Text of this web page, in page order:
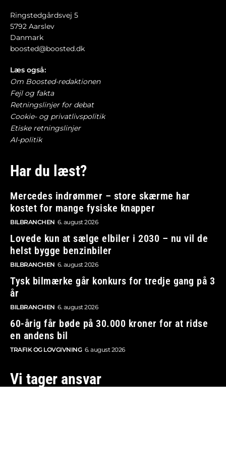
Ringstedgårdsvej 5
5792 Aarslev
Danmark
boosted@boosted.dk
Læs også:
Om Boosted-redaktionen
Fejl og fakta
Retningslinjer for debat
Cookie- og privatlivspolitik
Etiske retningslinjer
AI-politik
Har du læst?
Mercedes indrømmer – store skærme har
kostet for mange fysiske knapper
BILBRANCHEN 6. august 2026
Lovede kun at sælge elbiler i 2030 – nu vil de
helst bygge benzinbiler
BILBRANCHEN 6. august 2026
Tysk bilmærke går konkurs for tredje gang på 3
år
BILBRANCHEN 6. august 2026
60-årig får bøde på 30.000 kroner for at ridse
en andens bil
TRAFIK OG LOVGIVNING 6. august 2026
Vi tager ansvar